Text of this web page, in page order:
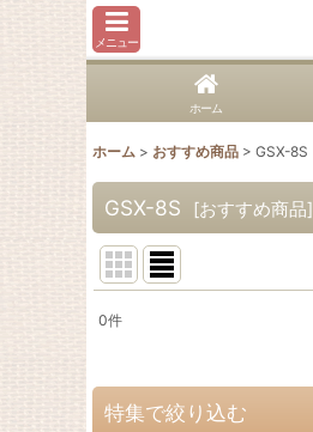
メニュー
ホーム
ホーム > おすすめ商品 > GSX-8S
GSX-8S [おすすめ商品]
並び順 :
0件
特集で絞り込む